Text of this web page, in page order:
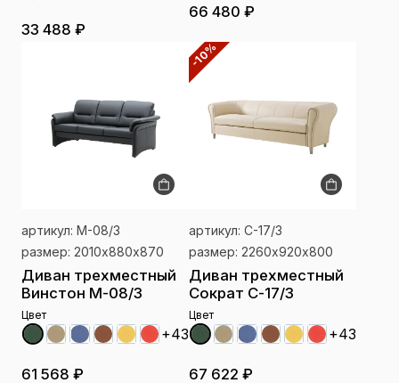
33 488 ₽
66 480 ₽
артикул: М-08/3
размер: 2010х880х870
Диван трехместный
Винстон М-08/3
Цвет
+43
61 568 ₽
-10%
артикул: С-17/3
размер: 2260х920х800
Диван трехместный
Сократ С-17/3
Цвет
+43
67 622 ₽